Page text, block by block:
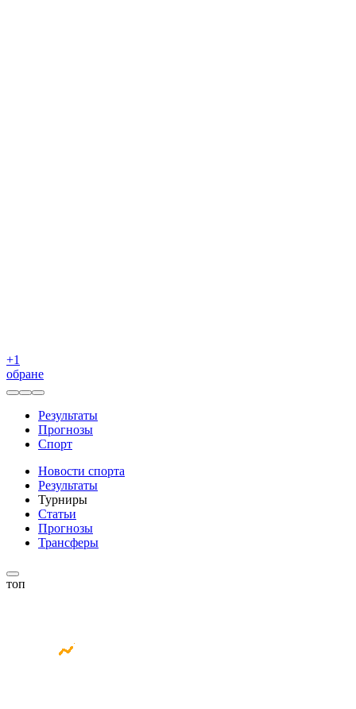
+1
обране
Результаты
Прогнозы
Спорт
Новости спорта
Результаты
Турниры
Статьи
Прогнозы
Трансферы
топ